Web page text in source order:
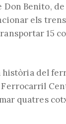
Benito, de
els
15
història del
Ferrocarril
quatres